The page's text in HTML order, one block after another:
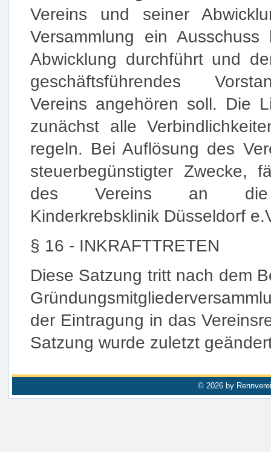
Vereins und seiner
Versammlung ein
Abwicklung durchführt und
geschäftsführendes
Vereins angehören soll. Die
zunächst alle
regeln. Bei Auflösung des
steuerbegünstigter Zwecke,
des Vereins an die
Kinderkrebsklinik Düsseldorf
§ 16 - INKRAFTTRETEN
Diese Satzung tritt nach dem
der Eintragung in das
Satzung wurde zuletzt
© 2026 by